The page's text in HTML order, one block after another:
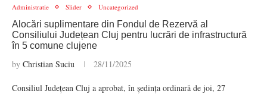
Administratie Slider Uncategorized
Alocări suplimentare din Fondul de Rezervă al
Consiliului Județean Cluj pentru lucrări de infrastructură
în 5 comune clujene
by Christian Suciu 28/11/2025
Consiliul Județean Cluj a aprobat, în ședința ordinară de joi, 27